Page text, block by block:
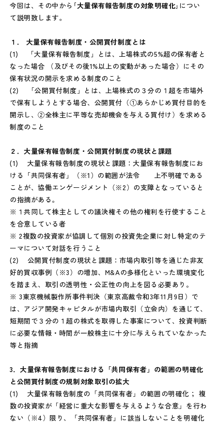
今回は、その中から ｢大量保有報告制度の対象明確化｣ につい
て説明致します。
１． 大量保有報告制度・公開買付制度とは
(1) 「大量保有報告制度」とは、上場株式の5%超の保有者と
なった場合 （及びその後1%以上の変動があった場合）にその
保有状況の開示を求める制度のこと
(2) 「公開買付制度」とは、上場株式の３分の１超を市場外
で保有しようとする場合、公開買付（①あらかじめ買付目的を
開示し、②全株主に平等な売却機会を与える買付け）を求める
制度のこと
２．大量保有報告制度・公開買付制度の現状と課題
(1) 大量保有報告制度の現状と課題：大量保有報告制度にお
ける「共同保有者」（※1）の範囲が法令 上不明確である
ことが、協働エンゲージメント（※2）の支障となっていると
の指摘がある。
※１共同して株主としての議決権その他の権利を行使すること
を合意している者
※ 2複数の投資家が協調して個別の投資先企業に対し特定のテ
ーマについて対話を行うこと
(2) 公開買付制度の現状と課題：市場内取引等を通じた非友
好的買収事例（※3）の増加、M&Aの多様化といった環境変化
を踏まえ、取引の透明性・公正性の向上を図る必要あり。
※ 3東京機械製作所事件判決（東京高裁令和3年11月9日）で
は、アジア開発キャピタルが市場内取引（立会内）を通じて、
短期間で３分の１超の株式を取得した事案について、投資判断
に必要な情報・時間が一般株主に十分に与えられていなかった
等と指摘
3．大量保有報告制度における「共同保有者」の範囲の明確化
と公開買付制度の規制対象取引の拡大
(1) 大量保有報告制度の「共同保有者」の範囲の明確化； 複
数の投資家が「経営に重大な影響を与えるような合意」を行わ
ない（※4）限り、「共同保有者」に該当しないことを明確化